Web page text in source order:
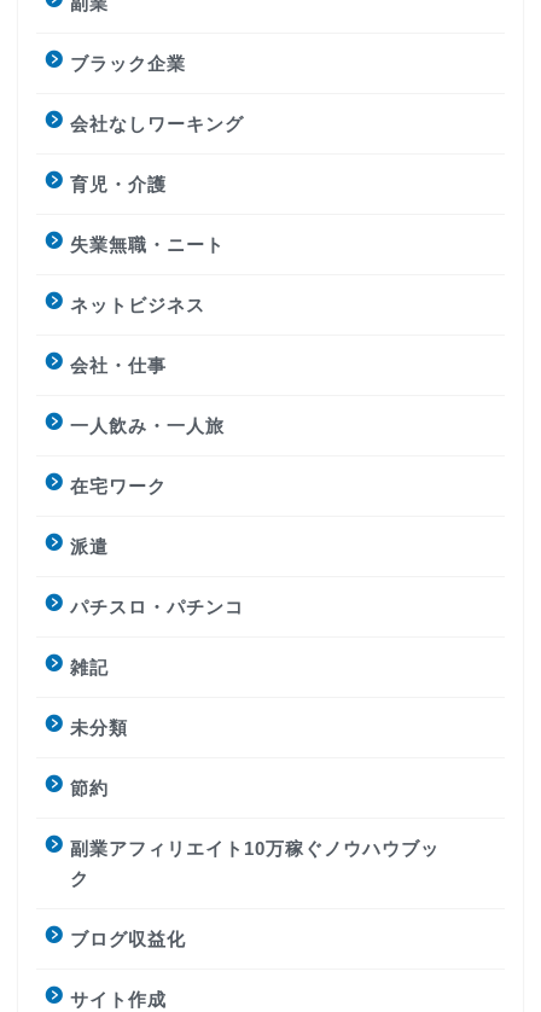
ブラック企業
会社なしワーキング
育児・介護
失業無職・ニート
ネットビジネス
会社・仕事
一人飲み・一人旅
在宅ワーク
派遣
パチスロ・パチンコ
雑記
未分類
節約
副業アフィリエイト10万稼ぐノウハウブッ
ク
ブログ収益化
サイト作成